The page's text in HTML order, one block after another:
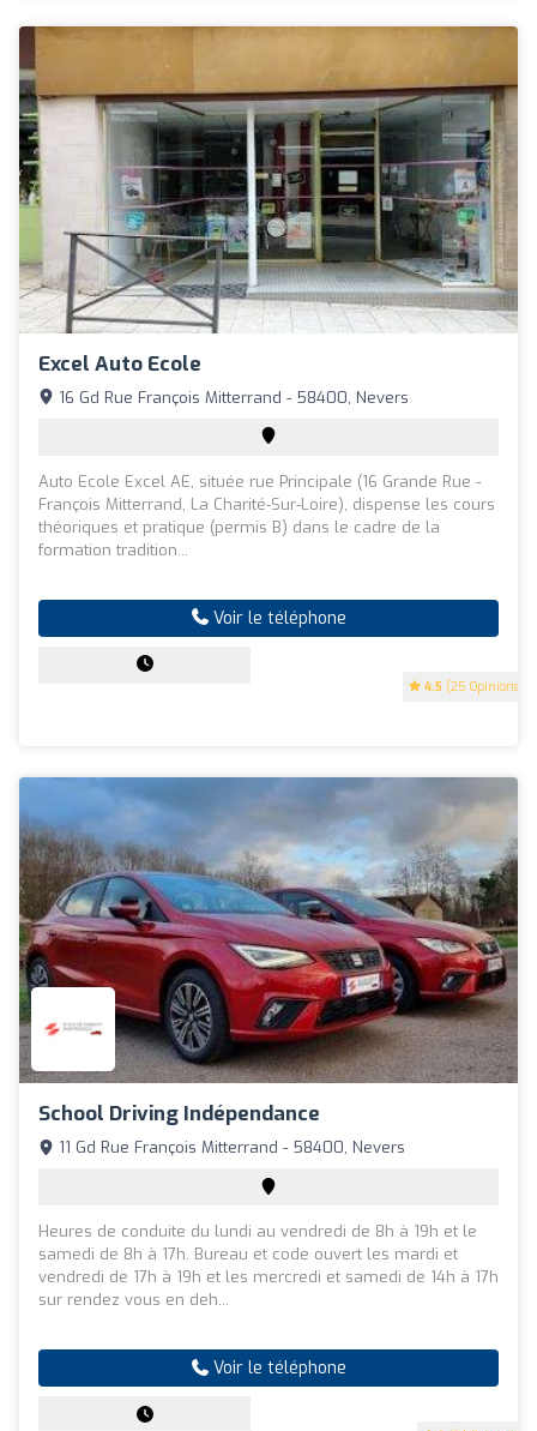
Excel Auto Ecole
4.5 (25 Opinions)
16 Gd Rue François Mitterrand - 58400, Nevers
Auto Ecole Excel AE, située rue Principale (16 Grande Rue -
François Mitterrand, La Charité-Sur-Loire), dispense les cours
théoriques et pratique (permis B) dans le cadre de la
formation tradition...
Voir le téléphone
School Driving Indépendance
11 Gd Rue François Mitterrand - 58400, Nevers
Heures de conduite du lundi au vendredi de 8h à 19h et le
samedi de 8h à 17h. Bureau et code ouvert les mardi et
vendredi de 17h à 19h et les mercredi et samedi de 14h à 17h
sur rendez vous en deh...
Voir le téléphone